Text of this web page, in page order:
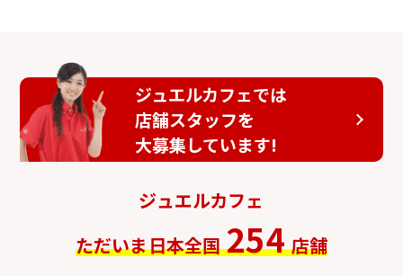
ジュエルカフェでは
店舗スタッフを
大募集しています!
ジュエルカフェ
ただいま日本全国 254 店舗